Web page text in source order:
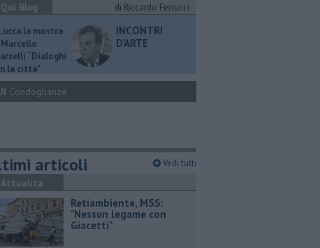
Qui Blog
di Riccardo Ferrucci
la mostra
“Dialoghi
la città"
INCONTRI
D'ARTE
Condoglianze
articoli Vedi tutti
Attualità
Retiambiente, M5S:
"Nessun legame con
Giacetti"